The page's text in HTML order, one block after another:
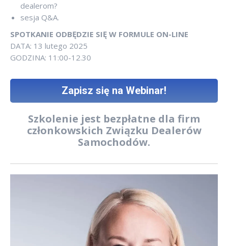
dealerom?
sesja Q&A.
SPOTKANIE ODBĘDZIE SIĘ W FORMULE ON-LINE
DATA: 13 lutego 2025
GODZINA: 11:00-12.30
Zapisz się na Webinar!
Szkolenie jest bezpłatne dla firm
członkowskich Związku Dealerów
Samochodów.